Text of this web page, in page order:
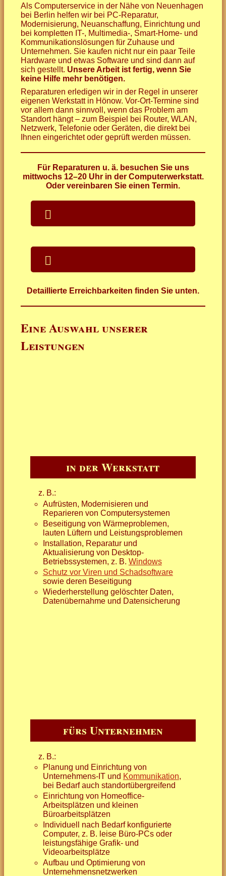
Als Computerservice in der Nähe von Neuenhagen
bei Berlin helfen wir bei PC-Reparatur,
Modernisierung, Neuanschaffung, Einrichtung und
bei kompletten IT-, Multimedia-, Smart-Home- und
Kommunikationslösungen für Zuhause und
Unternehmen. Sie kaufen nicht nur ein paar Teile
Hardware und etwas Software und sind dann auf
sich gestellt. Unsere Arbeit ist fertig, wenn Sie
keine Hilfe mehr benötigen.
Reparaturen erledigen wir in der Regel in unserer
eigenen Werkstatt in Hönow. Vor-Ort-Termine sind
vor allem dann sinnvoll, wenn das Problem am
Standort hängt – zum Beispiel bei Router, WLAN,
Netzwerk, Telefonie oder Geräten, die direkt bei
Ihnen eingerichtet oder geprüft werden müssen.
Für Reparaturen u. ä. besuchen Sie uns
mittwochs 12–20 Uhr in der Computerwerkstatt.
Oder vereinbaren Sie einen Termin.
Detaillierte Erreichbarkeiten finden Sie unten.
Eine Auswahl unserer
Leistungen
in der Werkstatt
z. B.:
Aufrüsten, Modernisieren und
Reparieren von Computersystemen
Beseitigung von Wärmeproblemen,
lauten Lüftern und Leistungsproblemen
Installation, Reparatur und
Aktualisierung von Desktop-
Betriebssystemen, z. B. Windows
Schutz vor Viren und Schadsoftware
sowie deren Beseitigung
Wiederherstellung gelöschter Daten,
Datenübernahme und Datensicherung
fürs Unternehmen
z. B.:
Planung und Einrichtung von
Unternehmens-IT und Kommunikation,
bei Bedarf auch standortübergreifend
Einrichtung von Homeoffice-
Arbeitsplätzen und kleinen
Büroarbeitsplätzen
Individuell nach Bedarf konfigurierte
Computer, z. B. leise Büro-PCs oder
leistungsfähige Grafik- und
Videoarbeitsplätze
Aufbau und Optimierung von
Unternehmensnetzwerken